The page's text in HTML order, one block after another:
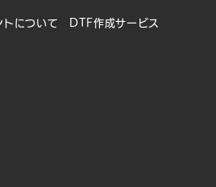
ついて
DTF作成サービス